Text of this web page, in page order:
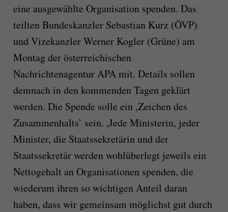
eine ausgewählte Organisation spenden. Das
teilten Bundeskanzler Sebastian Kurz (ÖVP)
und Vizekanzler Werner Kogler (Grüne) am
Montag der österreichischen
Nachrichtenagentur APA mit. Details sollen
demnach in den kommenden Tagen geklärt
werden. Die Spende solle ein ,Zeichen des
Zusammenhalts’ sein. ,Jede Ministerin, jeder
Minister, die Staatssekretärin und der
Staatssekretär werden wohlüberlegt jeweils ein
Nettogehalt an Organisationen spenden, die
wiederum ihren so wichtigen Anteil daran
haben, dass wir gemeinsam möglichst gut durch